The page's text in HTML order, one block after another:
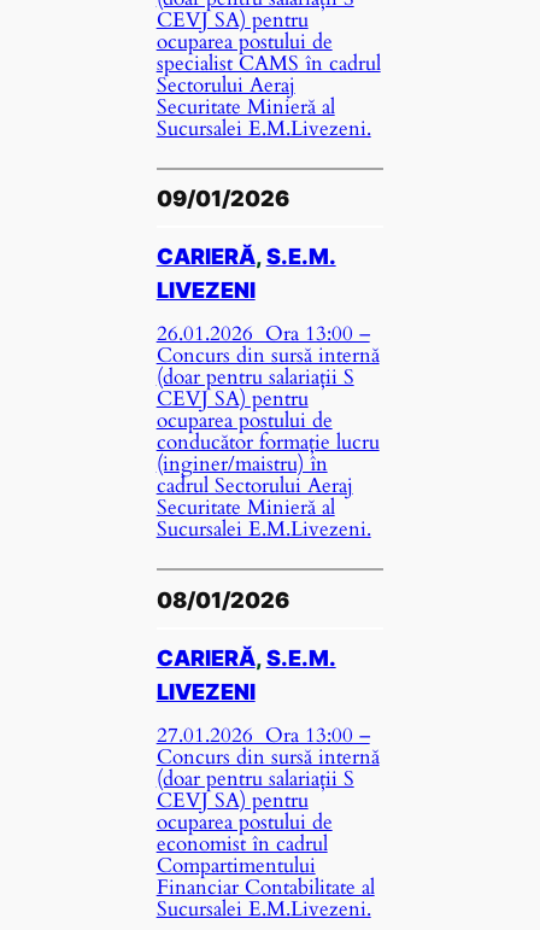
CEVJ SA) pentru
ocuparea postului de
specialist CAMS în cadrul
Sectorului Aeraj
Securitate Minieră al
Sucursalei E.M.Livezeni.
09/01/2026
CARIERĂ, S.E.M.
LIVEZENI
26.01.2026 Ora 13:00 –
Concurs din sursă internă
(doar pentru salariații S
CEVJ SA) pentru
ocuparea postului de
conducător formație lucru
(inginer/maistru) în
cadrul Sectorului Aeraj
Securitate Minieră al
Sucursalei E.M.Livezeni.
08/01/2026
CARIERĂ, S.E.M.
LIVEZENI
27.01.2026 Ora 13:00 –
Concurs din sursă internă
(doar pentru salariații S
CEVJ SA) pentru
ocuparea postului de
economist în cadrul
Compartimentului
Financiar Contabilitate al
Sucursalei E.M.Livezeni.